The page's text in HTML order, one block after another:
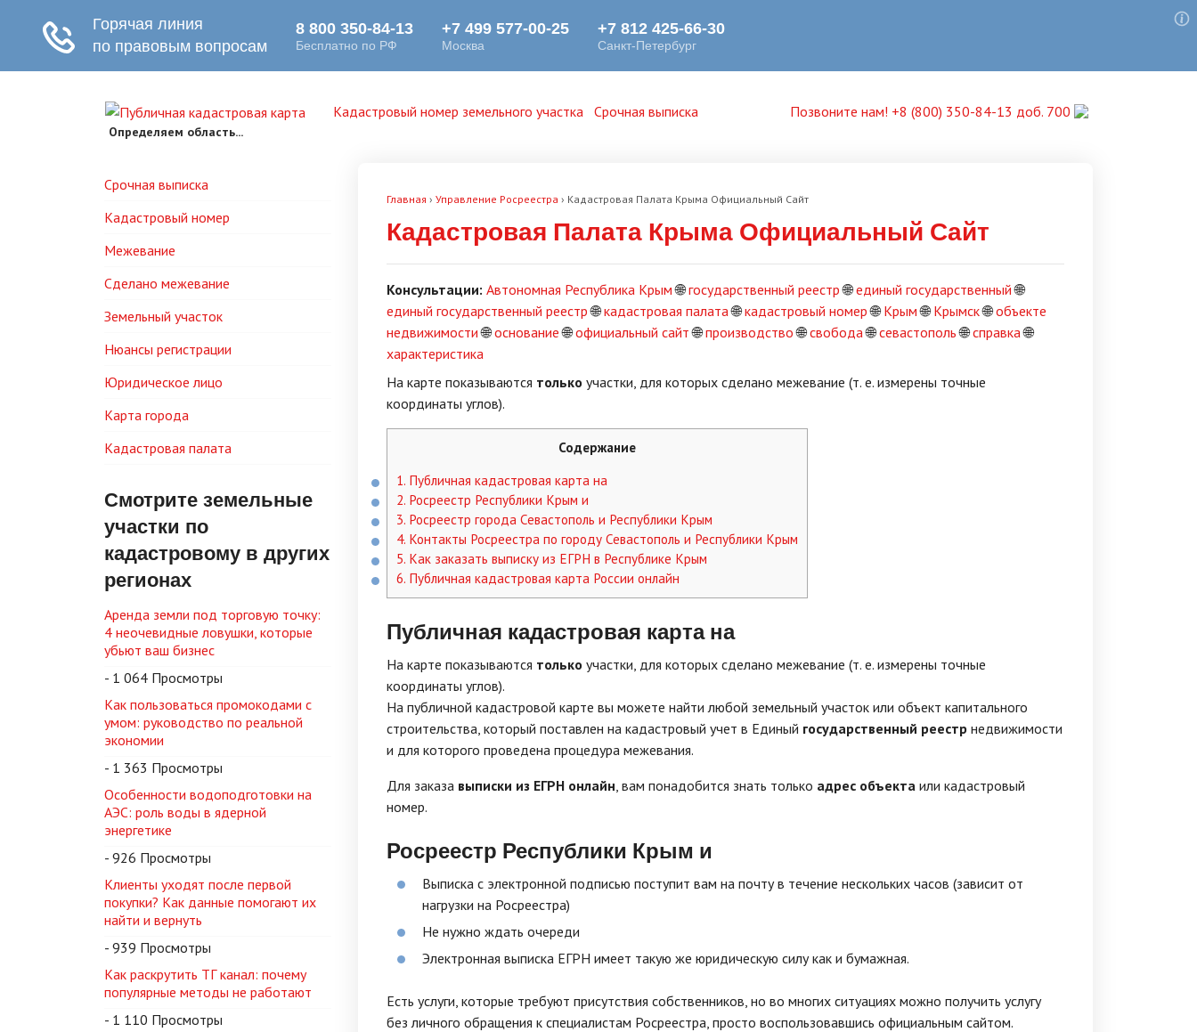
Кадастровый номер земельного участка Срочная выписка Позвоните нам! +8 (800) 350-84-13 доб. 700
Определяем область...
Главная › Управление Росреестра › Кадастровая Палата Крыма Официальный Сайт
Кадастровая Палата Крыма Официальный Сайт
Консультации: Автономная Республика Крым🌐государственный реестр🌐единый государственный🌐
единый государственный реестр🌐кадастровая палата🌐кадастровый номер🌐Крым🌐Крымск🌐объекте
недвижимости🌐основание🌐официальный сайт🌐производство🌐свобода🌐севастополь🌐справка🌐
характеристика
На карте показываются только участки, для которых сделано межевание (т. е. измерены точные
координаты углов).
Содержание
1. Публичная кадастровая карта на
2. Росреестр Республики Крым и
3. Росреестр города Севастополь и Республики Крым
4. Контакты Росреестра по городу Севастополь и Республики Крым
5. Как заказать выписку из ЕГРН в Республике Крым
6. Публичная кадастровая карта России онлайн
Публичная кадастровая карта на
На карте показываются только участки, для которых сделано межевание (т. е. измерены точные
координаты углов).
На публичной кадастровой карте вы можете найти любой земельный участок или объект капитального
строительства, который поставлен на кадастровый учет в Единый государственный реестр недвижимости
и для которого проведена процедура межевания.
Для заказа выписки из ЕГРН онлайн, вам понадобится знать только адрес объекта или кадастровый
номер.
Росреестр Республики Крым и
Выписка с электронной подписью поступит вам на почту в течение нескольких часов (зависит от
нагрузки на Росреестра)
Не нужно ждать очереди
Электронная выписка ЕГРН имеет такую же юридическую силу как и бумажная.
Есть услуги, которые требуют присутствия собственников, но во многих ситуациях можно получить услугу
без личного обращения к специалистам Росреестра, просто воспользовавшись официальным сайтом.
Срочная выписка
Кадастровый номер
Межевание
Сделано межевание
Земельный участок
Нюансы регистрации
Юридическое лицо
Карта города
Кадастровая палата
Смотрите земельные
участки по
кадастровому в других
регионах
Аренда земли под торговую точку:
4 неочевидные ловушки, которые
убьют ваш бизнес
- 1 064 Просмотры
Как пользоваться промокодами с
умом: руководство по реальной
экономии
- 1 363 Просмотры
Особенности водоподготовки на
АЭС: роль воды в ядерной
энергетике
- 926 Просмотры
Клиенты уходят после первой
покупки? Как данные помогают их
найти и вернуть
- 939 Просмотры
Как раскрутить ТГ канал: почему
популярные методы не работают
- 1 110 Просмотры